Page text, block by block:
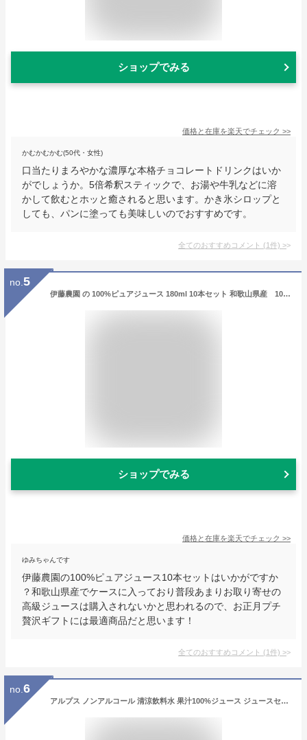
ショップでみる
価格と在庫を楽天でチェック >>
かむかむかむ(50代・女性)
口当たりまろやかな濃厚な本格チョコレートドリンクはいか
がでしょうか。5倍希釈スティックで、お湯や牛乳などに溶
かして飲むとホッと癒されると思います。かき氷シロップと
しても、パンに塗っても美味しいのでおすすめです。
全てのおすすめコメント (1件) >
no. 5
伊藤農園 の 100%ピュアジュース 180ml 10本セット 和歌山県産 100%ジュース ケース ギフト 母の日 父の日 お中元 お歳暮 本州のみ送料無料
ショップでみる
価格と在庫を楽天でチェック >>
ゆみちゃんです
伊藤農園の100%ピュアジュース10本セットはいかがですか
？和歌山県産でケースに入っており普段あまりお取り寄せの
高級ジュースは購入されないかと思われるので、お正月プチ
贅沢ギフトには最適商品だと思います！
全てのおすすめコメント (1件) >
no. 6
アルプス ノンアルコール 清涼飲料水 果汁100%ジュース ジュースセット MCG-280 3セット160g缶X45本 長野県 塩尻市